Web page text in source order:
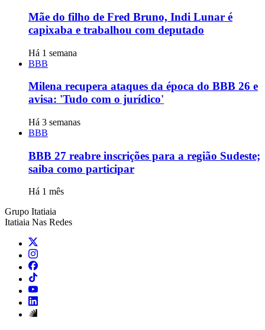
Mãe do filho de Fred Bruno, Indi Lunar é
capixaba e trabalhou com deputado
Há 1 semana
BBB
Milena recupera ataques da época do BBB 26 e
avisa: 'Tudo com o jurídico'
Há 3 semanas
BBB
BBB 27 reabre inscrições para a região Sudeste;
saiba como participar
Há 1 mês
Grupo Itatiaia
Itatiaia Nas Redes